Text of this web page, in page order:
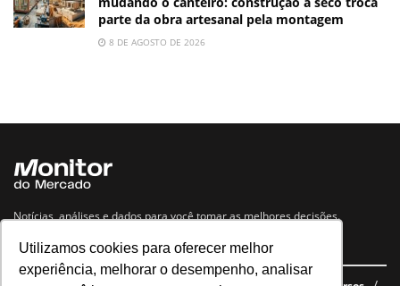
Utilizamos cookies para oferecer melhor
experiência, melhorar o desempenho, analisar
parte da obra artesanal pela montagem
8 DE AGOSTO DE 2026
Notícias, análises e dados para você tomar as melhores decisões.
Navegue no site